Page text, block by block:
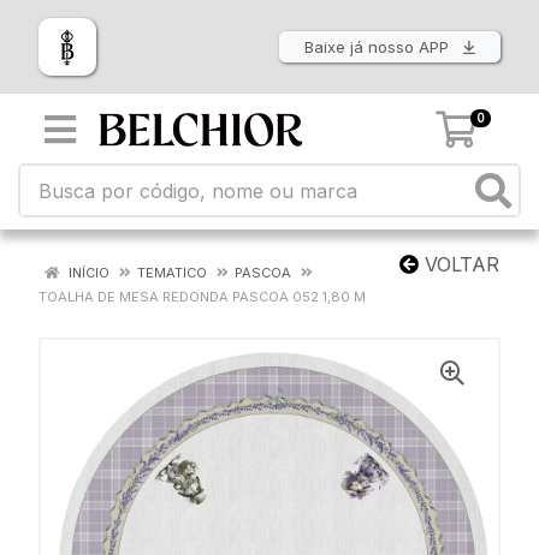
Baixe já nosso APP
0
VOLTAR
INÍCIO TEMATICO
PASCOA
TOALHA DE MESA REDONDA PASCOA 052 1,80 M